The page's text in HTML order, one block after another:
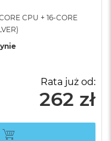
CPU + 16-CORE
Rata już od:
262 zł